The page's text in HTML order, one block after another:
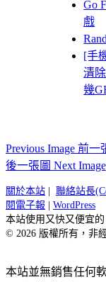
Go
戲
[手
清
幾
Previous Image 前一
後一張圖 Next Image
關於本站 聯絡站長
閱電子報
WordPress
本站使用又快又便宜的
© 2026 版權所有，非
本站並無銷售任何